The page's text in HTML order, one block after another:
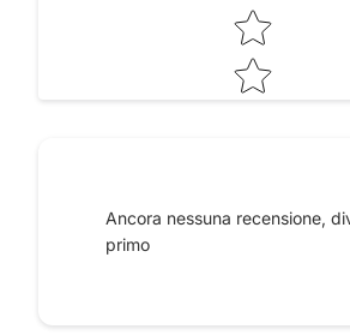
Ancora nessuna recensione,
primo